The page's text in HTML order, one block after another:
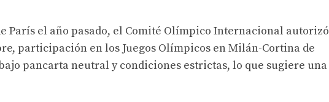
París el año pasado, el Comité Olímpico Internacional autorizó
participación en los Juegos Olímpicos en Milán-Cortina de
pancarta neutral y condiciones estrictas, lo que sugiere una